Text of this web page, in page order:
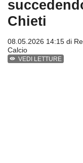
Chieti
08.05.2026 14:15 di
Calcio
VEDI LETTURE